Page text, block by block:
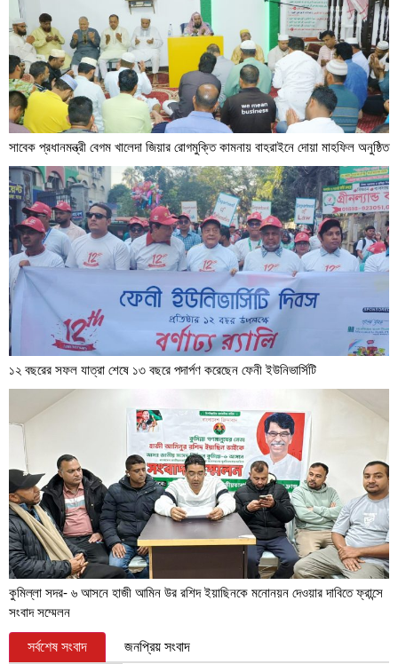
সাবেক প্রধানমন্ত্রী বেগম খালেদা জিয়ার রোগমুক্তি কামনায় বাহরাইনে দোয়া মাহফিল অনুষ্ঠিত
১২ বছরের সফল যাত্রা শেষে ১৩ বছরে পদার্পণ করেছেন ফেনী ইউনিভার্সিটি
কুমিল্লা সদর- ৬ আসনে হাজী আমিন উর রশিদ ইয়াছিনকে মনোনয়ন দেওয়ার দাবিতে ফ্রান্সে
সংবাদ সম্মেলন
সর্বশেষ সংবাদ জনপ্রিয় সংবাদ